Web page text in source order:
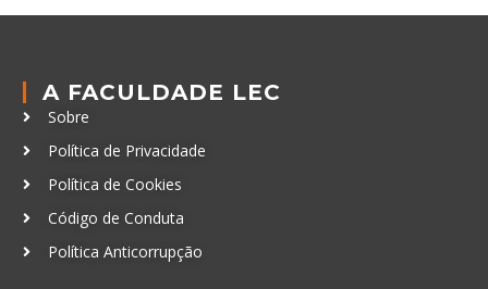
A FACULDADE LEC
Sobre
Política de Privacidade
Política de Cookies
Código de Conduta
Política Anticorrupção